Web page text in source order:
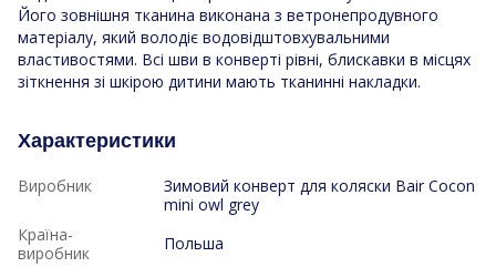
Його зовнішня тканина виконана з ветронепродувного
матеріалу, який володіє водовідштовхувальними
властивостями. Всі шви в конверті рівні, блискавки в місцях
зіткнення зі шкірою дитини мають тканинні накладки.
Характеристики
Виробник
Зимовий конверт для коляски Bair Cocon
mini owl grey
Країна-
виробник
Польша